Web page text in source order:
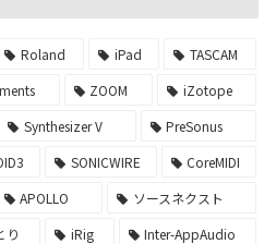
Roland iPad
TASCAM
ZOOM
iZotope
Synthesizer V
PreSonus
SONICWIRE
CoreMIDI
APOLLO
ソースネクスト
り iRig
Inter-AppAudio